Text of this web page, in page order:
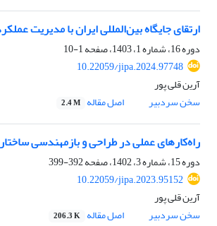
ارتقای جایگاه بین‌المللی ایران با مدیریت
دوره 16، شماره 1، 1403، صفحه
1-10
10.22059/jipa.2024.97748
آرین قلی پور
سخن سردبیر
اصل مقاله 2.4 M
راه‌کارهای عملی در طراحی و بازمهندسی
دوره 15، شماره 3، 1402، صفحه
392-399
10.22059/jipa.2023.95152
آرین قلی پور
سخن سردبیر
اصل مقاله 206.3 K